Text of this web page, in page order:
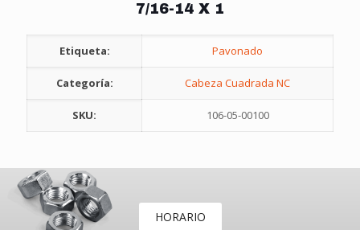
7/16-14 X 1
Etiqueta: Pavonado
Categoría: Cabeza Cuadrada NC
SKU: 106-05-00100
HORARIO